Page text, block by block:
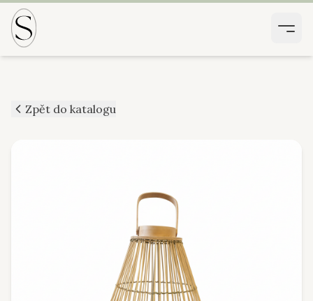
Zpět do katalogu